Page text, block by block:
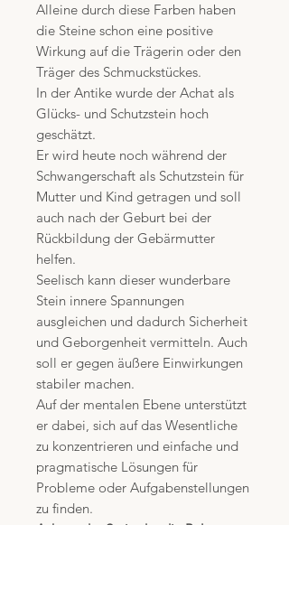
Alleine durch diese Farben haben
die Steine schon eine positive
Wirkung auf die Trägerin oder den
Träger des Schmuckstückes.
In der Antike wurde der Achat als
Glücks- und Schutzstein hoch
geschätzt.
Er wird heute noch während der
Schwangerschaft als Schutzstein für
Mutter und Kind getragen und soll
auch nach der Geburt bei der
Rückbildung der Gebärmutter
helfen.
Seelisch kann dieser wunderbare
Stein innere Spannungen
ausgleichen und dadurch Sicherheit
und Geborgenheit vermitteln. Auch
soll er gegen äußere Einwirkungen
stabiler machen.
Auf der mentalen Ebene unterstützt
er dabei, sich auf das Wesentliche
zu konzentrieren und einfache und
pragmatische Lösungen für
Probleme oder Aufgabenstellungen
zu finden.
Achat - der Stein der die Balance